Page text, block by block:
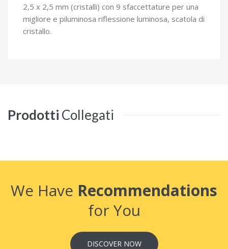
2,5 x 2,5 mm (cristalli) con 9 sfaccettature per una
migliore e piluminosa riflessione luminosa, scatola di
cristallo.
Prodotti Collegati
We Have Recommendations
for You
DISCOVER NOW